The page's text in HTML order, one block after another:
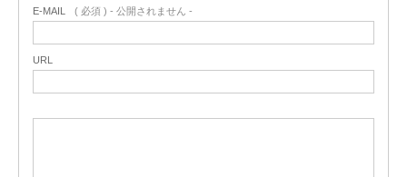
E-MAIL ( 必須 ) - 公開されません -
URL